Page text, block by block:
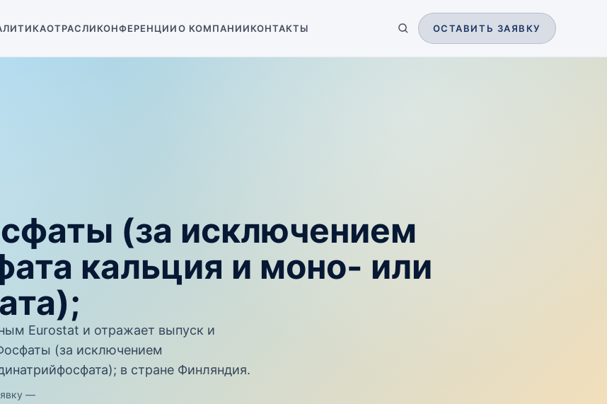
ОТРАСЛИКОНФЕРЕНЦИИО КОМПАНИИКОНТАКТЫ ОСТАВИТЬ ЗАЯВКУ
(за исключением
кальция и моно- или
Eurostat и отражает выпуск и
(за исключением
в стране Финляндия.
—